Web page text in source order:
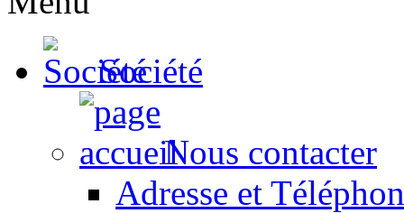
Société
Nous contacter
Adresse et